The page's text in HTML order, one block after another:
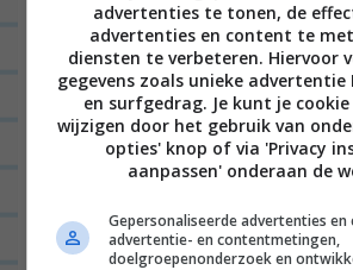
De liefhebbers kunnen eventueel
toevoegen of plakjes bacon. Hoe
salade het liefst? Zelf gemaakt of
Volg Leo’s leven viaINSTAGRAMen
hoogte van nieuwe recepten via
Trouwens… Wist je dat ze drie
advertenties te tonen, de
advertenties en content te
diensten te verbeteren. Hiervoor
gegevens zoals unieke advertentie
en surfgedrag. Je kunt je
wijzigen door het gebruik van
opties' knop of via 'Privacy
aanpassen' onderaan de
Gepersonaliseerde advertenties
advertentie- en contentmetingen,
doelgroepenonderzoek en